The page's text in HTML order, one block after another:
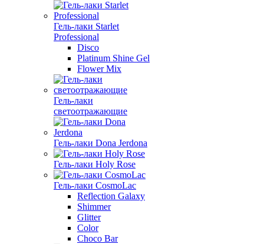
Гель-лаки Starlet
Professional
Disco
Platinum Shine Gel
Flower Mix
Гель-лаки
светоотражающие
Гель-лаки Dona Jerdona
Гель-лаки Holy Rose
Гель-лаки CosmoLac
Reflection Galaxy
Shimmer
Glitter
Color
Choco Bar